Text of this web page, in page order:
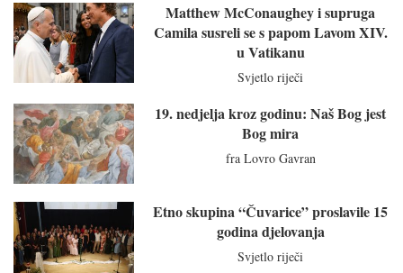
Matthew McConaughey i supruga
Camila susreli se s papom Lavom XIV.
u Vatikanu
Svjetlo riječi
19. nedjelja kroz godinu: Naš Bog jest
Bog mira
fra Lovro Gavran
Etno skupina “Čuvarice” proslavile 15
godina djelovanja
Svjetlo riječi